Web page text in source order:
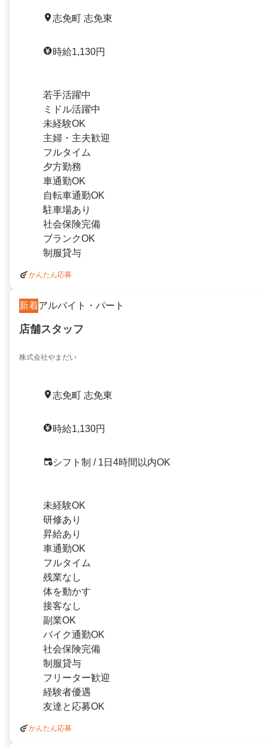
志免町 志免東
時給1,130円
若手活躍中
ミドル活躍中
未経験OK
主婦・主夫歓迎
フルタイム
夕方勤務
車通勤OK
自転車通勤OK
駐車場あり
社会保険完備
ブランクOK
制服貸与
かんたん応募
新着アルバイト・パート
店舗スタッフ
株式会社やまだい
志免町 志免東
時給1,130円
シフト制 / 1日4時間以内OK
未経験OK
研修あり
昇給あり
車通勤OK
フルタイム
残業なし
体を動かす
接客なし
副業OK
バイク通勤OK
社会保険完備
制服貸与
フリーター歓迎
経験者優遇
友達と応募OK
かんたん応募